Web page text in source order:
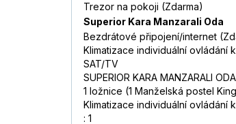
Trezor na pokoji (Zdarma)
Superior Kara Manzarali Oda
Bezdrátové připojení/internet
Klimatizace individuální ovládání
SAT/TV
SUPERIOR KARA MANZARALI ODA
1 ložnice (1 Manželská postel
Klimatizace individuální ovládání
: 1